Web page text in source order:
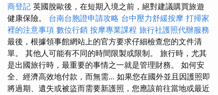
商登記 英國脫歐後，在短期入境之前，絕對建議購買旅遊
健康保險。 台南台胞證申請攻略 台中壓力舒緩按摩 打掃家
裡的注意事項 數位行銷 按摩專業課程 旅行社護照代辦服務
最後，根據領事館網站上的官方要求仔細檢查您的文件清
單。 其他人可能有不同的時間限製或限制。 旅行時，尤其
是出國旅行時，最重要的事情之一就是管理財務。 如何安
全、經濟高效地付款，而無需... 如果您在國外並且因護照即
將過期、遺失或被盜而需要新護照，您應該前往當地或最近